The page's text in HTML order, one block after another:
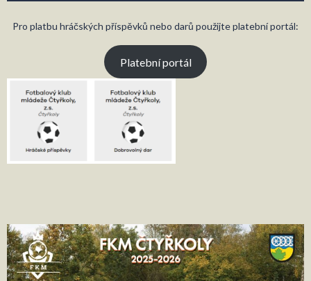
Pro platbu hráčských příspěvků nebo darů použijte platební portál:
Platební portál